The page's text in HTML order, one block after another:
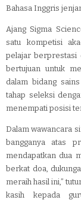
Bahasa Inggris
Ajang Sigma
satu kompetisi
pelajar berprestasi
bertujuan untuk
dalam bidang
tahap seleksi
menempati posisi
Dalam wawancara
bangganya atas
mendapatkan dua
berkat doa,
meraih hasil ini,”
kasih kepada